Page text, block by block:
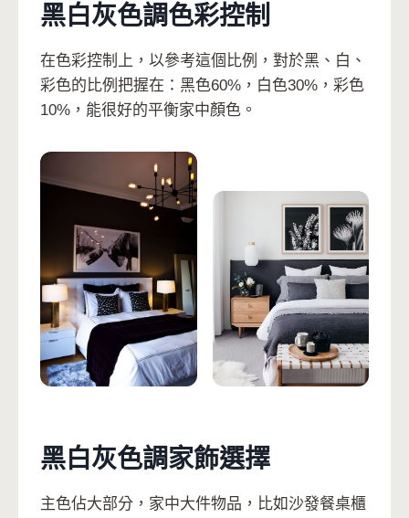
黑白灰色調色彩控制
在色彩控制上，以參考這個比例，對於黑、白、
彩色的比例把握在：黑色60%，白色30%，彩色
10%，能很好的平衡家中顏色。
黑白灰色調家飾選擇
主色佔大部分，家中大件物品，比如沙發餐桌櫃